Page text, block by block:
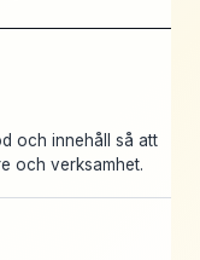
och innehåll så att
och verksamhet.